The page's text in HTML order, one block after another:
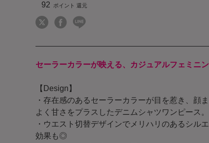
92
セーラーカラーが映える、カジュアルフェミニ
【Design】
・存在感のあるセーラーカラーが目を惹き、顔
よく甘さをプラスしたデニムシャツワンピース。
・ウエスト切替デザインでメリハリのあるシル
効果も◎